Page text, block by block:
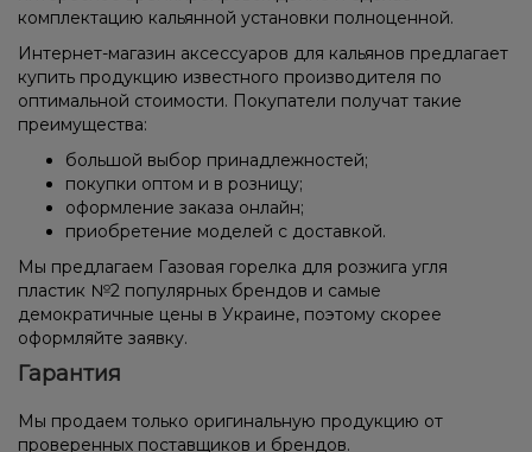
комплектацию кальянной установки полноценной.
Интернет-магазин аксессуаров для кальянов предлагает
купить продукцию известного производителя по
оптимальной стоимости. Покупатели получат такие
преимущества:
большой выбор принадлежностей;
покупки оптом и в розницу;
оформление заказа онлайн;
приобретение моделей с доставкой.
Мы предлагаем Газовая горелка для розжига угля
пластик №2 популярных брендов и самые
демократичные цены в Украине, поэтому скорее
оформляйте заявку.
Гарантия
Мы продаем только оригинальную продукцию от
проверенных поставщиков и брендов.